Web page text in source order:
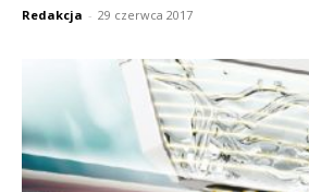
Redakcja - 29 czerwca 2017